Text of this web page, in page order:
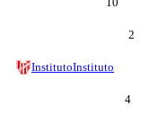
2
InstitutoInstituto
4